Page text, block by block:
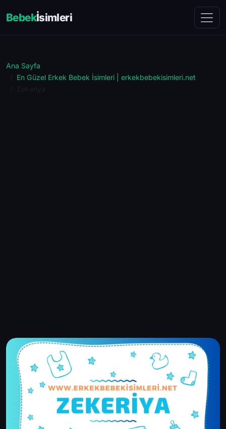
Bebekİsimleri
Ana Sayfa
En Güzel Erkek Bebek İsimleri | erkekbebekisimleri.net